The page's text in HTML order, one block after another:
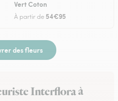
Vert Coton
À partir de 54€95
des fleurs
Interflora à